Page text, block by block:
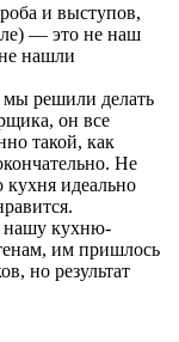
и выступов,
— это не наш
нашли
мы решили делать
он все
такой, как
Не
идеально
нашу кухню-
им пришлось
но результат